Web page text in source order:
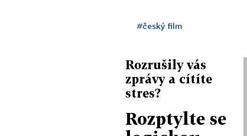
#český film
Rozrušily vás
zprávy a cítíte
stres?
Rozptylte se